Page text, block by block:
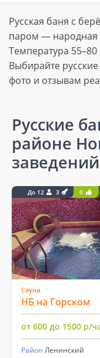
Русская баня с
паром — народная
Температура 55–80
Выбирайте
фото и отзывам
Русские
районе
заведений
До 12 3 0
Сауна
НБ на Горском
от 600 до 1500 р/
Район Ленинский